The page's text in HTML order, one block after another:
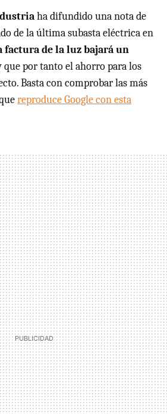
ha difundido una nota de
de la última subasta eléctrica en
factura de la luz bajará un
que por tanto el ahorro para los
Basta con comprobar las más
reproduce Google con esta